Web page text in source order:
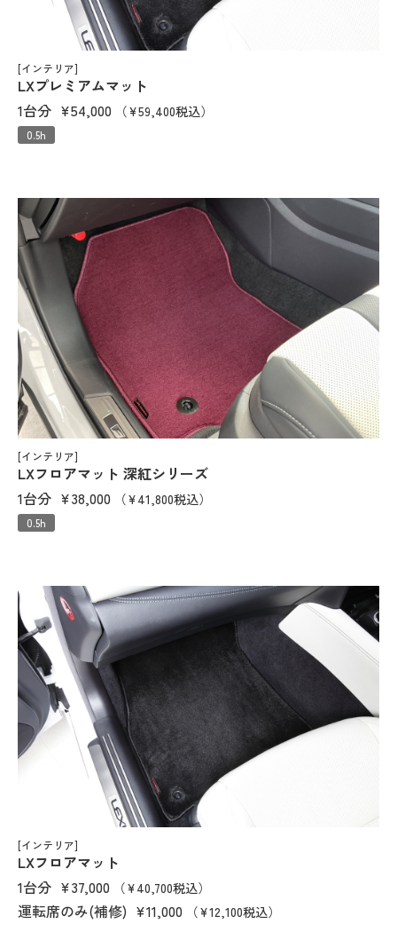
[インテリア]
LXプレミアムマット
1台分 ¥54,000 （¥59,400税込）
0.5h
[インテリア]
LXフロアマット 深紅シリーズ
1台分 ¥38,000 （¥41,800税込）
0.5h
[インテリア]
LXフロアマット
1台分 ¥37,000 （¥40,700税込）
運転席のみ(補修) ¥11,000 （¥12,100税込）